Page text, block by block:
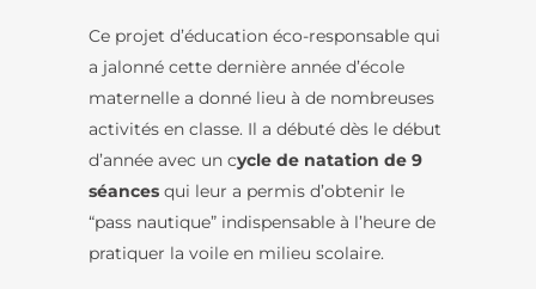
Ce projet d’éducation éco-responsable qui
a jalonné cette dernière année d’école
maternelle a donné lieu à de nombreuses
activités en classe. Il a débuté dès le début
d’année avec un cycle de natation de 9
séances qui leur a permis d’obtenir le
“pass nautique” indispensable à l’heure de
pratiquer la voile en milieu scolaire.